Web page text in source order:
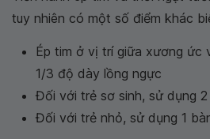
tuy nhiên có một số điểm khác
Ép tim ở vị trí giữa xương ức
1/3 độ dày lồng ngực
Đối với trẻ sơ sinh, sử dụng
Đối với trẻ nhỏ, sử dụng 1